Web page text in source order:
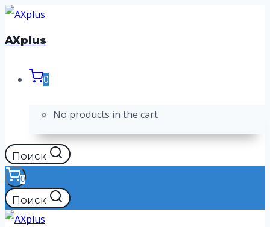
Перейти
к
AXplus
0
No products in the cart.
Поиск
0
Поиск